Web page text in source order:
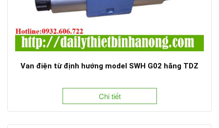
Van điện từ định hướng model SWH G02 hãng TDZ
Chi tiết